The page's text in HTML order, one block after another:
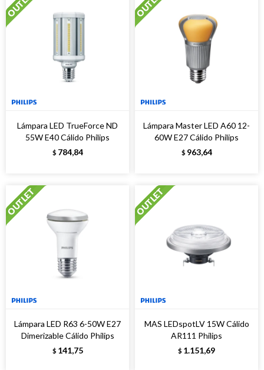
Lámpara LED TrueForce ND
55W E40 Cálido Philips
$ 784,84
Lámpara Master LED A60 12-
60W E27 Cálido Philips
$ 963,64
Lámpara LED R63 6-50W E27
Dimerizable Cálido Philips
$ 141,75
MAS LEDspotLV 15W Cálido
AR111 Philips
$ 1.151,69